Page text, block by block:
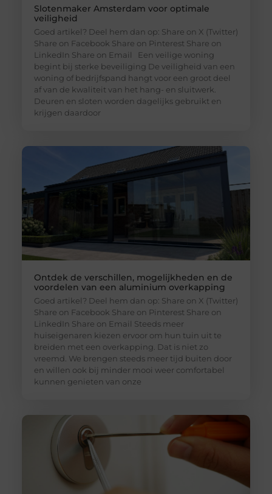
Slotenmaker Amsterdam voor optimale
veiligheid
Goed artikel? Deel hem dan op: Share on X (Twitter)
Share on Facebook Share on Pinterest Share on
LinkedIn Share on Email Een veilige woning
begint bij sterke beveiliging De veiligheid van een
woning of bedrijfspand hangt voor een groot deel
af van de kwaliteit van het hang- en sluitwerk.
Deuren en sloten worden dagelijks gebruikt en
krijgen daardoor
Ontdek de verschillen, mogelijkheden en de
voordelen van een aluminium overkapping
Goed artikel? Deel hem dan op: Share on X (Twitter)
Share on Facebook Share on Pinterest Share on
LinkedIn Share on Email Steeds meer
huiseigenaren kiezen ervoor om hun tuin uit te
breiden met een overkapping. Dat is niet zo
vreemd. We brengen steeds meer tijd buiten door
en willen ook bij minder mooi weer comfortabel
kunnen genieten van onze